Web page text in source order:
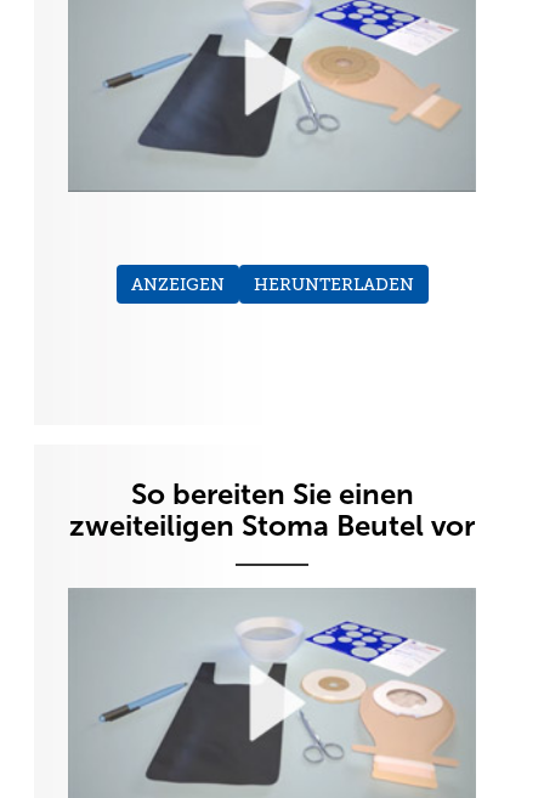
ANZEIGEN HERUNTERLADEN
So bereiten Sie einen
zweiteiligen Stoma Beutel vor